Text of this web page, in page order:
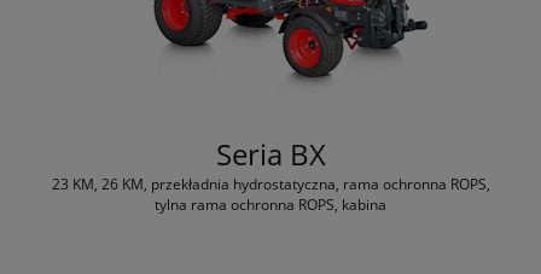
Seria BX
23 KM, 26 KM, przekładnia hydrostatyczna, rama ochronna ROPS,
tylna rama ochronna ROPS, kabina